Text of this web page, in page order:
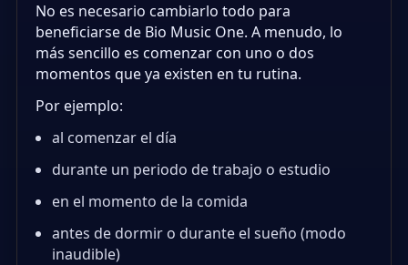
No es necesario cambiarlo todo para
beneficiarse de Bio Music One. A menudo, lo
más sencillo es comenzar con uno o dos
momentos que ya existen en tu rutina.
Por ejemplo:
al comenzar el día
durante un periodo de trabajo o estudio
en el momento de la comida
antes de dormir o durante el sueño (modo
inaudible)